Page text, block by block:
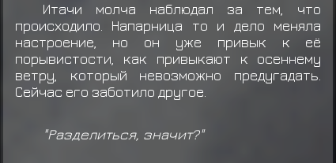
Исе Удон Сарутоби Кэт
Учиха Итачи получил награду за миссию
ранга C
Учиха Итачиполучил свиток миссии C
ранга
Итачи молча наблюдал за тем, что
происходило. Напарница то и дело меняла
настроение, но он уже привык к её
порывистости, как привыкают к осеннему
ветру, который невозможно предугадать.
Сейчас его заботило другое.
"Разделиться, значит?"